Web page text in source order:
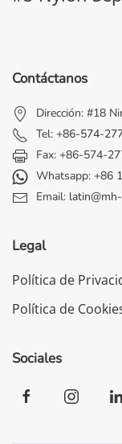
Contáctanos
Dirección: #18
Tel: +86-574-
Fax: +86-574-
Whatsapp: +86
Email:
Legal
Política de
Política de
Sociales